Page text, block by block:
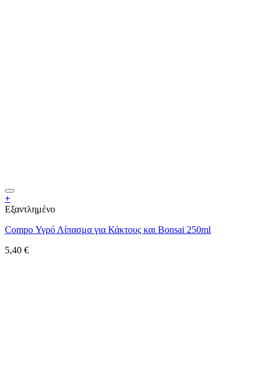
+
Εξαντλημένο
Compo Υγρό Λίπασμα για Κάκτους και Bonsai 250ml
5,40 €